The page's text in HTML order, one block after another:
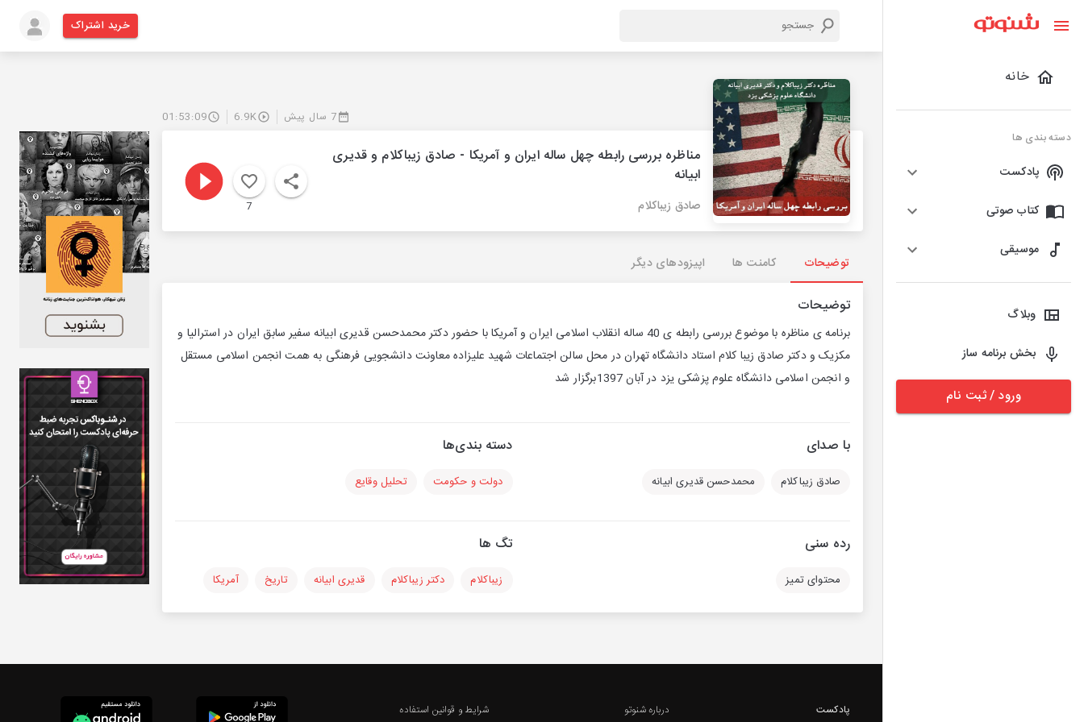
خانه
دسته بندی ها
پادکست
کتاب صوتی
موسیقی
وبلاگ
بخش برنامه ساز
ورود / ثبت نام
خرید اشتراک
7 سال پیش 6.9K
01:53:09
مناظره بررسی رابطه چهل ساله ایران و آمریکا - صادق زیباکلام و قدیری
ابیانه
صادق زیباکلام 7
توضیحات کامنت ها اپیزودهای دیگر
توضیحات
برنامه ی مناظره با موضوع بررسی رابطه ی 40 ساله انقلاب اسلامی ایران و آمریکا با حضور دکتر محمدحسن قدیری ابیانه سفیر سابق ایران در استرالیا و
مکزیک و دکتر صادق زیبا کلام استاد دانشگاه تهران در محل سالن اجتماعات شهید علیزاده معاونت دانشجویی فرهنگی به همت انجمن اسلامی مستقل
و انجمن اسلامی دانشگاه علوم پزشکی یزد در آبان 1397برگزار شد
با صدای
صادق زیباکلام محمدحسن قدیری ابیانه
دسته بندی‌ها
دولت و حکومت تحلیل وقایع
رده سنی
محتوای تمیز
تگ ها
زیباکلام دکتر زیباکلام قدیری ابیانه تاریخ آمریکا
پادکست درباره شنوتو شرایط و قوانین استفاده